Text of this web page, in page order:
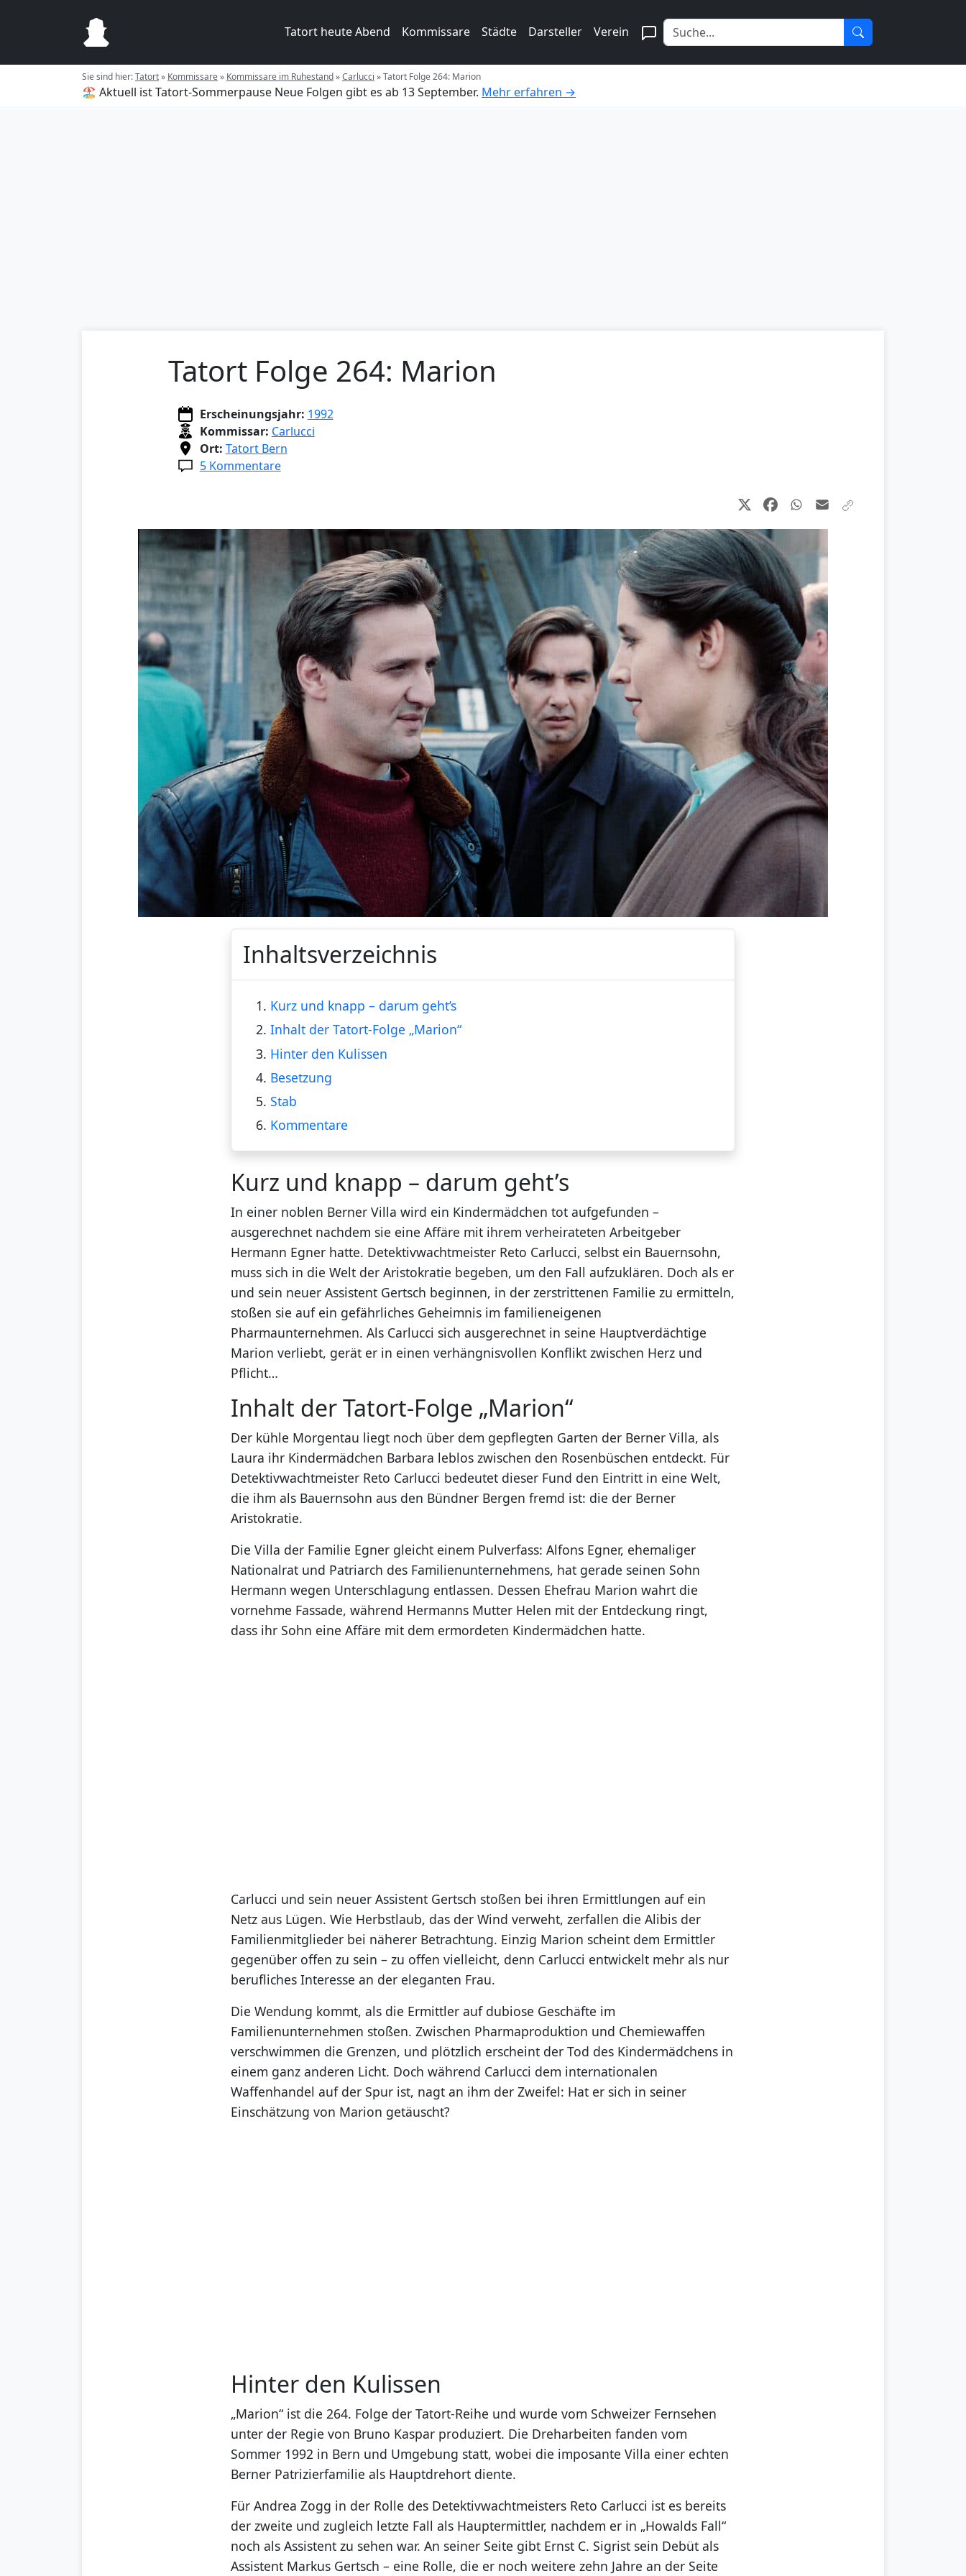
Tatort heute Abend Kommissare Städte Darsteller Verein
Sie sind hier:Tatort» Kommissare» Kommissare im Ruhestand»Carlucci »Tatort Folge 264: Marion
🏖️ Aktuell ist Tatort-Sommerpause Neue Folgen gibt es ab 13 September. Mehr erfahren →
Tatort Folge 264: Marion
Erscheinungsjahr: 1992
Kommissar: Carlucci
Ort: Tatort Bern
5 Kommentare
Inhaltsverzeichnis
1. Kurz und knapp – darum geht’s
2. Inhalt der Tatort-Folge „Marion“
3. Hinter den Kulissen
4. Besetzung
5. Stab
6. Kommentare
Kurz und knapp – darum geht’s
In einer noblen Berner Villa wird ein Kindermädchen tot aufgefunden –
ausgerechnet nachdem sie eine Affäre mit ihrem verheirateten Arbeitgeber
Hermann Egner hatte. Detektivwachtmeister Reto Carlucci, selbst ein Bauernsohn,
muss sich in die Welt der Aristokratie begeben, um den Fall aufzuklären. Doch als er
und sein neuer Assistent Gertsch beginnen, in der zerstrittenen Familie zu ermitteln,
stoßen sie auf ein gefährliches Geheimnis im familieneigenen
Pharmaunternehmen. Als Carlucci sich ausgerechnet in seine Hauptverdächtige
Marion verliebt, gerät er in einen verhängnisvollen Konflikt zwischen Herz und
Pflicht…
Inhalt der Tatort-Folge „Marion“
Der kühle Morgentau liegt noch über dem gepflegten Garten der Berner Villa, als
Laura ihr Kindermädchen Barbara leblos zwischen den Rosenbüschen entdeckt. Für
Detektivwachtmeister Reto Carlucci bedeutet dieser Fund den Eintritt in eine Welt,
die ihm als Bauernsohn aus den Bündner Bergen fremd ist: die der Berner
Aristokratie.
Die Villa der Familie Egner gleicht einem Pulverfass: Alfons Egner, ehemaliger
Nationalrat und Patriarch des Familienunternehmens, hat gerade seinen Sohn
Hermann wegen Unterschlagung entlassen. Dessen Ehefrau Marion wahrt die
vornehme Fassade, während Hermanns Mutter Helen mit der Entdeckung ringt,
dass ihr Sohn eine Affäre mit dem ermordeten Kindermädchen hatte.
Carlucci und sein neuer Assistent Gertsch stoßen bei ihren Ermittlungen auf ein
Netz aus Lügen. Wie Herbstlaub, das der Wind verweht, zerfallen die Alibis der
Familienmitglieder bei näherer Betrachtung. Einzig Marion scheint dem Ermittler
gegenüber offen zu sein – zu offen vielleicht, denn Carlucci entwickelt mehr als nur
berufliches Interesse an der eleganten Frau.
Die Wendung kommt, als die Ermittler auf dubiose Geschäfte im
Familienunternehmen stoßen. Zwischen Pharmaproduktion und Chemiewaffen
verschwimmen die Grenzen, und plötzlich erscheint der Tod des Kindermädchens in
einem ganz anderen Licht. Doch während Carlucci dem internationalen
Waffenhandel auf der Spur ist, nagt an ihm der Zweifel: Hat er sich in seiner
Einschätzung von Marion getäuscht?
Hinter den Kulissen
„Marion“ ist die 264. Folge der Tatort-Reihe und wurde vom Schweizer Fernsehen
unter der Regie von Bruno Kaspar produziert. Die Dreharbeiten fanden vom
Sommer 1992 in Bern und Umgebung statt, wobei die imposante Villa einer echten
Berner Patrizierfamilie als Hauptdrehort diente.
Für Andrea Zogg in der Rolle des Detektivwachtmeisters Reto Carlucci ist es bereits
der zweite und zugleich letzte Fall als Hauptermittler, nachdem er in „Howalds Fall“
noch als Assistent zu sehen war. An seiner Seite gibt Ernst C. Sigrist sein Debüt als
Assistent Markus Gertsch – eine Rolle, die er noch weitere zehn Jahre an der Seite